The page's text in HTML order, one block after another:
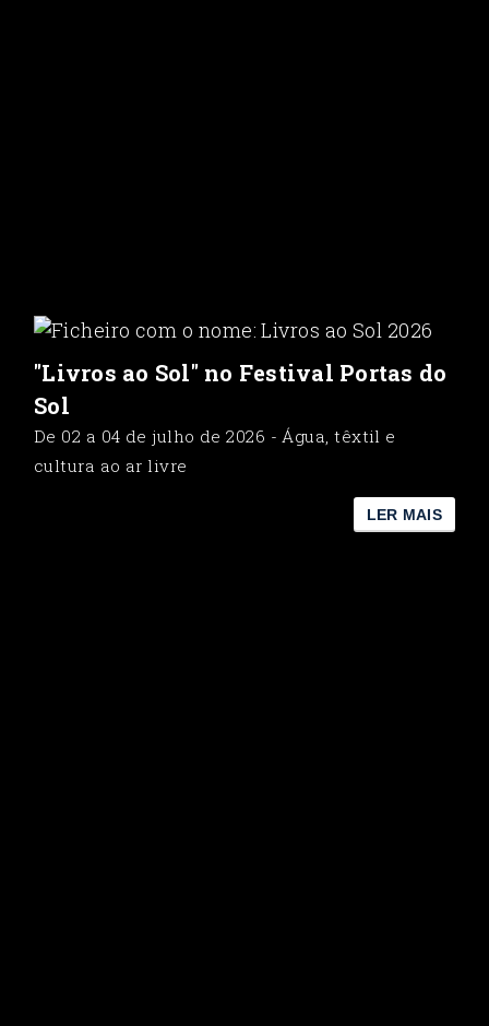
"Livros ao Sol" no Festival Portas do
Sol
De 02 a 04 de julho de 2026 - Água, têxtil e
cultura ao ar livre
LER MAIS